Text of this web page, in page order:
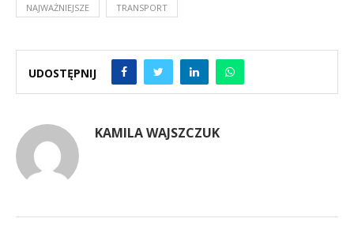
NAJWAŻNIEJSZE TRANSPORT
UDOSTĘPNIJ
KAMILA WAJSZCZUK